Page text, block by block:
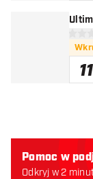
0
Pomoc w
Odkryj w 2